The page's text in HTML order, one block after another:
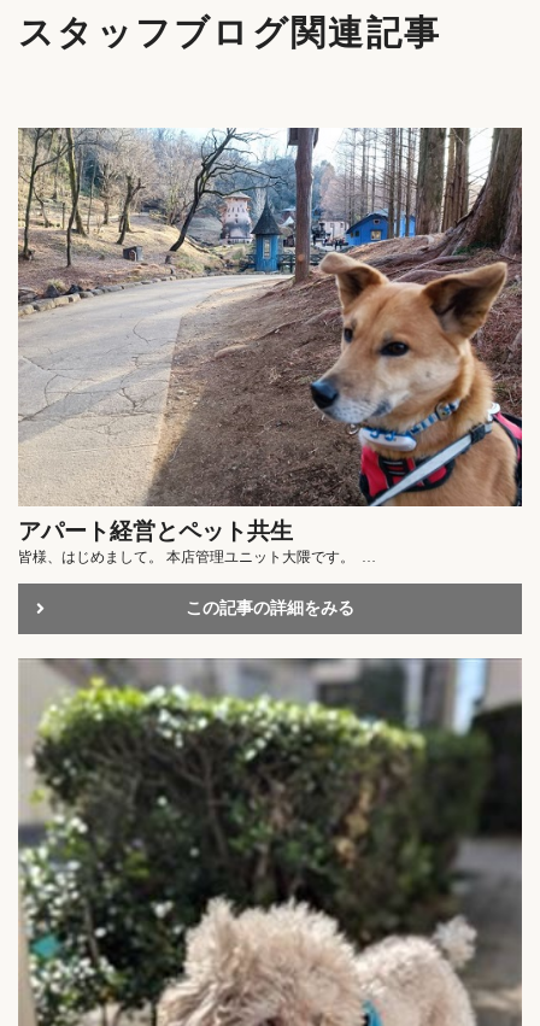
スタッフブログ関連記事
アパート経営とペット共生
皆様、はじめまして。 本店管理ユニット大隈です。 …
この記事の詳細をみる